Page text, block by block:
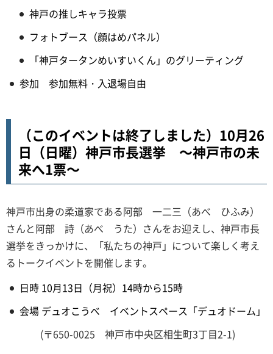
神戸の推しキャラ投票
フォトブース（顔はめパネル）
「神戸タータンめいすいくん」のグリーティング
参加 参加無料・入退場自由
（このイベントは終了しました）10月26
日（日曜）神戸市長選挙 ～神戸市の未
来へ1票～
神戸市出身の柔道家である阿部 一二三（あべ ひふみ）
さんと阿部 詩（あべ うた）さんをお迎えし、神戸市長
選挙をきっかけに、「私たちの神戸」について楽しく考え
るトークイベントを開催します。
日時 10月13日（月祝）14時から15時
会場 デュオこうべ イベントスペース「デュオドーム」
(〒650-0025 神戸市中央区相生町3丁目2-1)